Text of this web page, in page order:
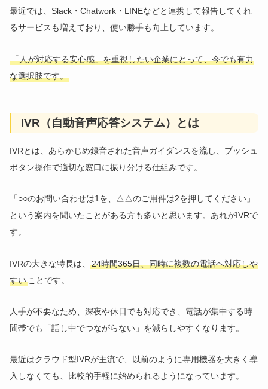
最近では、Slack・Chatwork・LINEなどと連携して報告してくれ
るサービスも増えており、使い勝手も向上しています。
「人が対応する安心感」を重視したい企業にとって、今でも有力
な選択肢です。
IVR（自動音声応答システム）とは
IVRとは、あらかじめ録音された音声ガイダンスを流し、プッシュ
ボタン操作で適切な窓口に振り分ける仕組みです。
「○○のお問い合わせは1を、△△のご用件は2を押してください」
という案内を聞いたことがある方も多いと思います。あれがIVRで
す。
IVRの大きな特長は、24時間365日、同時に複数の電話へ対応しや
すい ことです。
人手が不要なため、深夜や休日でも対応でき、電話が集中する時
間帯でも「話し中でつながらない」を減らしやすくなります。
最近はクラウド型IVRが主流で、以前のように専用機器を大きく導
入しなくても、比較的手軽に始められるようになっています。